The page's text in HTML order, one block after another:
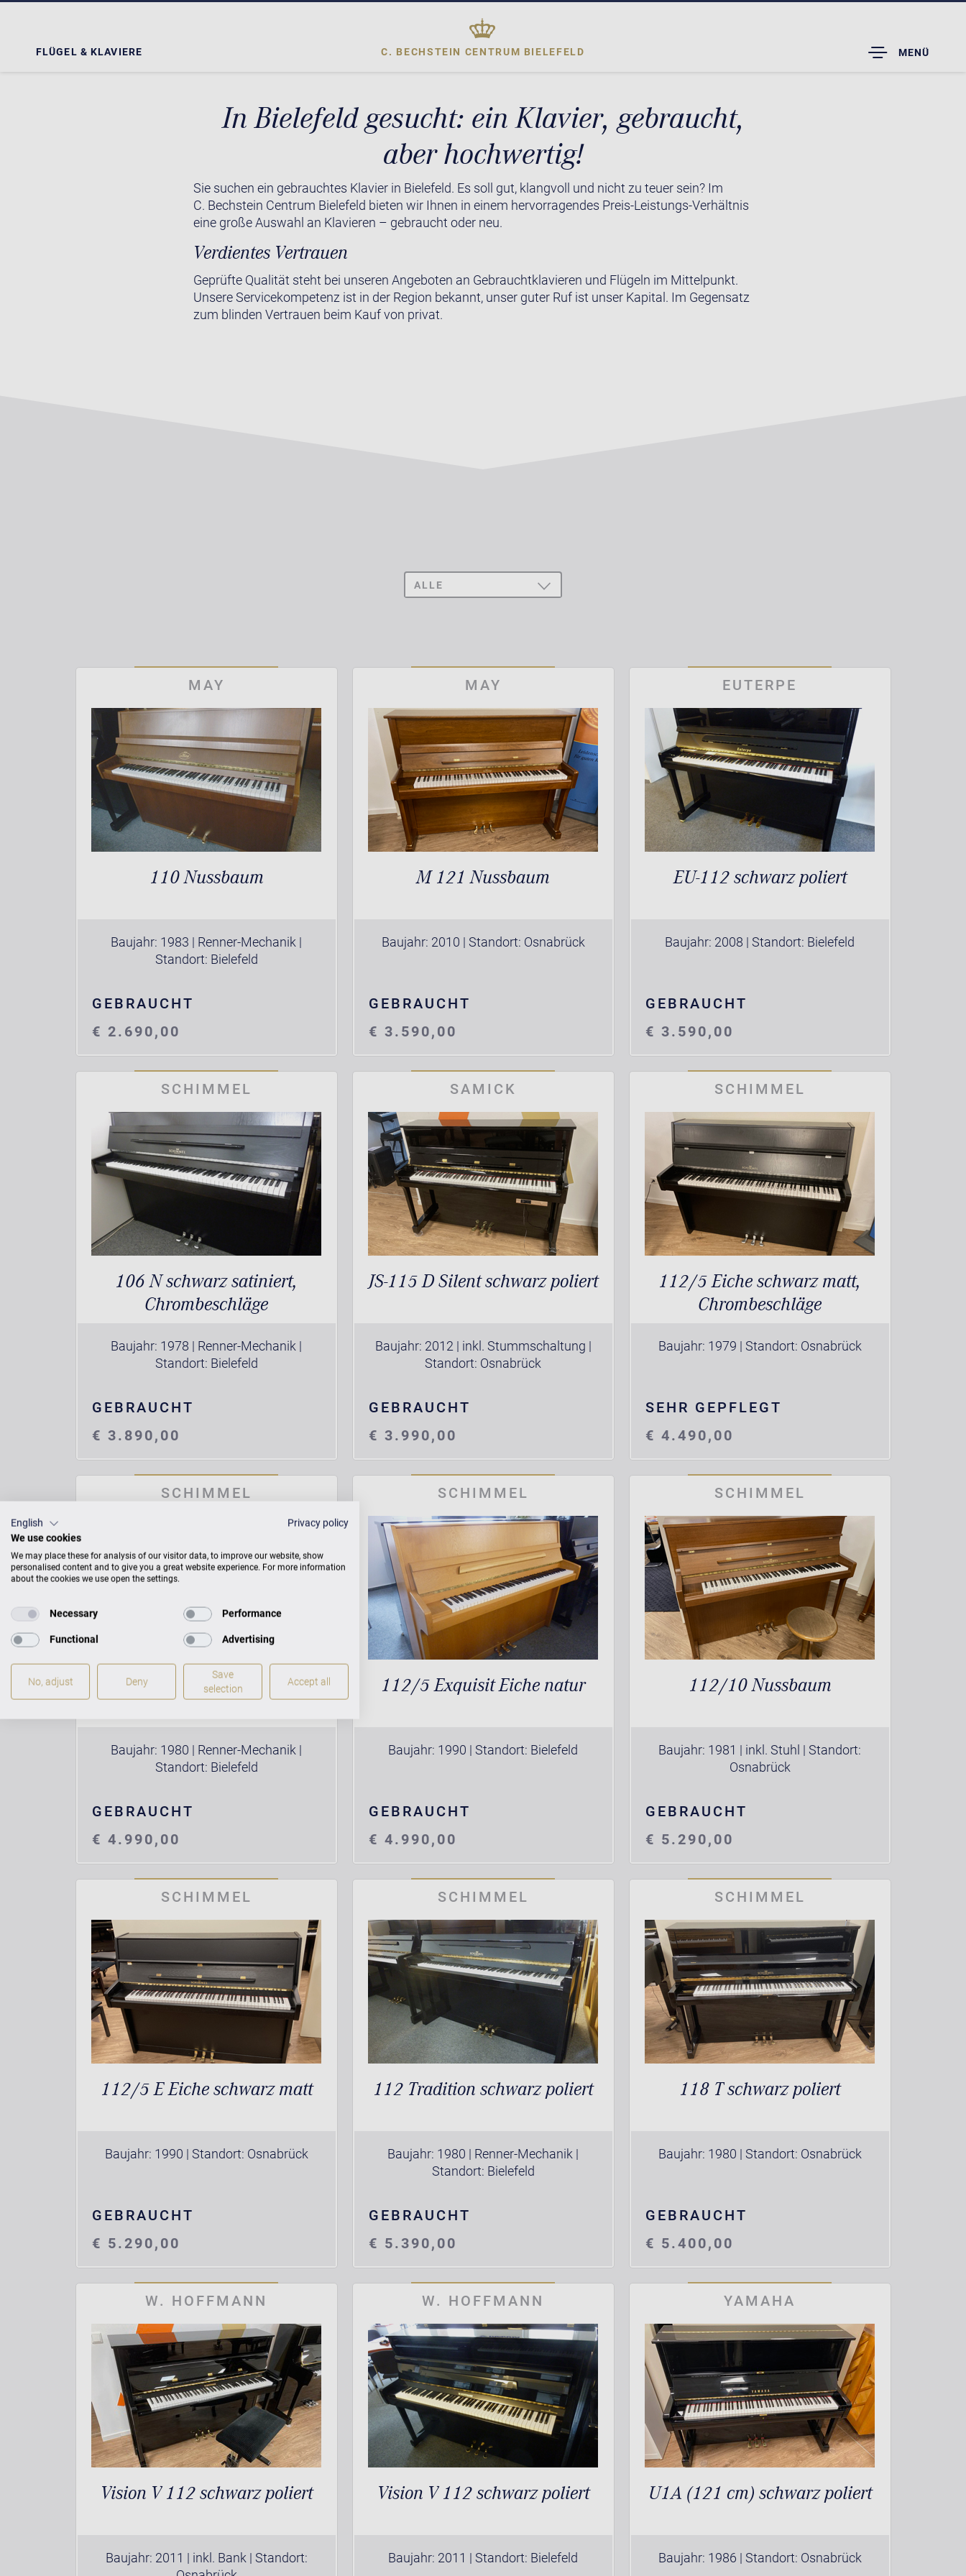
FLÜGEL & KLAVIERE C. BECHSTEIN CENTRUM BIELEFELD
TOGGLE
DROPDOWN
MENÜ
In Bielefeld gesucht: ein Klavier, gebraucht,
aber hochwertig!
Sie suchen ein gebrauchtes Klavier in Bielefeld. Es soll gut, klangvoll und nicht zu teuer sein? Im
C. Bechstein Centrum Bielefeld bieten wir Ihnen in einem hervorragendes Preis-Leistungs-Verhältnis
eine große Auswahl an Klavieren – gebraucht oder neu.
Verdientes Vertrauen
Geprüfte Qualität steht bei unseren Angeboten an Gebrauchtklavieren und Flügeln im Mittelpunkt.
Unsere Servicekompetenz ist in der Region bekannt, unser guter Ruf ist unser Kapital. Im Gegensatz
zum blinden Vertrauen beim Kauf von privat.
ALLE
TOGGLE
DROPDOWN
MAY
110 Nussbaum
Baujahr: 1983 | Renner-Mechanik |
Standort: Bielefeld
GEBRAUCHT
€ 2.690,00
MAY
M 121 Nussbaum
Baujahr: 2010 | Standort: Osnabrück
GEBRAUCHT
€ 3.590,00
EUTERPE
EU-112 schwarz poliert
Baujahr: 2008 | Standort: Bielefeld
GEBRAUCHT
€ 3.590,00
SCHIMMEL
106 N schwarz satiniert,
Chrombeschläge
Baujahr: 1978 | Renner-Mechanik |
Standort: Bielefeld
GEBRAUCHT
€ 3.890,00
SAMICK
JS-115 D Silent schwarz poliert
Baujahr: 2012 | inkl. Stummschaltung |
Standort: Osnabrück
GEBRAUCHT
€ 3.990,00
SCHIMMEL
112/5 Eiche schwarz matt,
Chrombeschläge
Baujahr: 1979 | Standort: Osnabrück
SEHR GEPFLEGT
€ 4.490,00
SCHIMMEL
112/5 weiß poliert
Baujahr: 1980 | Renner-Mechanik |
Standort: Bielefeld
GEBRAUCHT
€ 4.990,00
SCHIMMEL
112/5 Exquisit Eiche natur
Baujahr: 1990 | Standort: Bielefeld
GEBRAUCHT
€ 4.990,00
SCHIMMEL
112/10 Nussbaum
Baujahr: 1981 | inkl. Stuhl | Standort:
Osnabrück
GEBRAUCHT
€ 5.290,00
SCHIMMEL
112/5 E Eiche schwarz matt
Baujahr: 1990 | Standort: Osnabrück
GEBRAUCHT
€ 5.290,00
SCHIMMEL
112 Tradition schwarz poliert
Baujahr: 1980 | Renner-Mechanik |
Standort: Bielefeld
GEBRAUCHT
€ 5.390,00
SCHIMMEL
118 T schwarz poliert
Baujahr: 1980 | Standort: Osnabrück
GEBRAUCHT
€ 5.400,00
W. HOFFMANN
Vision V 112 schwarz poliert
Baujahr: 2011 | inkl. Bank | Standort:
W. HOFFMANN
Vision V 112 schwarz poliert
Baujahr: 2011 | Standort: Bielefeld
YAMAHA
U1A (121 cm) schwarz poliert
Baujahr: 1986 | Standort: Osnabrück
English
Privacy policy
We use cookies
We may place these for analysis of our visitor data, to improve our website, show
personalised content and to give you a great website experience. For more information
about the cookies we use open the settings.
Necessary Performance
Functional Advertising
No, adjust Deny
Save
selection
Accept all